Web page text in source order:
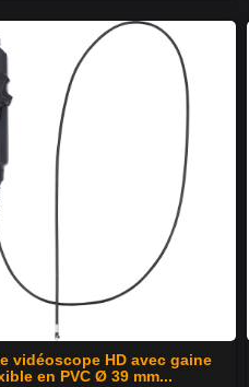
vidéoscope HD avec gaine
en PVC Ø 39 mm...